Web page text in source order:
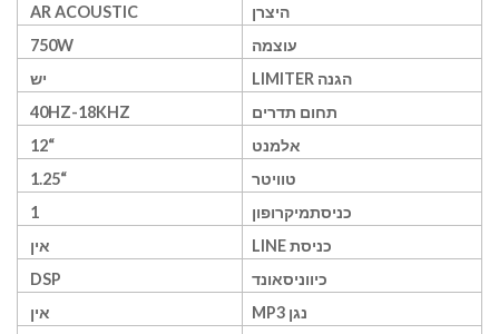
היצרן
AR ACOUSTIC
עוצמה
750W
הגנה LIMITER
יש
תחום תדרים
40HZ-18KHZ
אלמנט
“12
טוויטר
“1.25
כניסתמיקרופון
1
כניסתLINE
אין
כיווניסאונד
DSP
נגןMP3
אין